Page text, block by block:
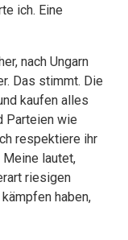
ich. Eine
nach Ungarn
Das stimmt. Die
kaufen alles
Parteien wie
respektiere ihr
Meine lautet,
riesigen
haben,